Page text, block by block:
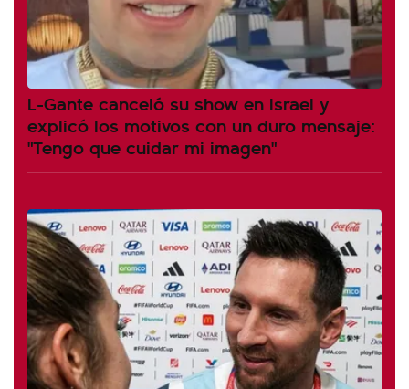
L-Gante canceló su show en Israel y
explicó los motivos con un duro mensaje:
"Tengo que cuidar mi imagen"